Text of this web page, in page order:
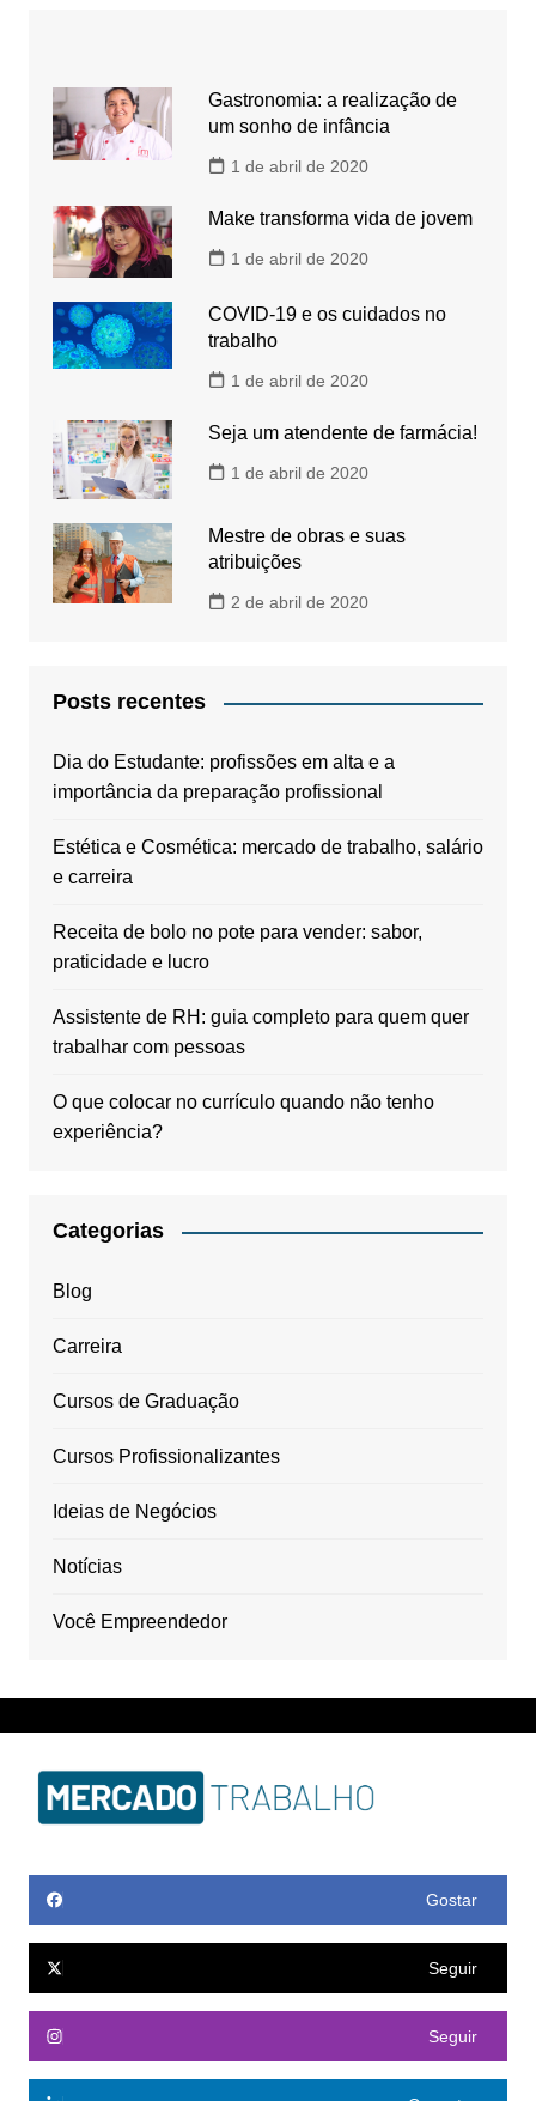
Gastronomia: a realização de
um sonho de infância
1 de abril de 2020
Make transforma vida de jovem
1 de abril de 2020
COVID-19 e os cuidados no
trabalho
1 de abril de 2020
Seja um atendente de farmácia!
1 de abril de 2020
Mestre de obras e suas
atribuições
2 de abril de 2020
Posts recentes
Dia do Estudante: profissões em alta e a
importância da preparação profissional
Estética e Cosmética: mercado de trabalho, salário
e carreira
Receita de bolo no pote para vender: sabor,
praticidade e lucro
Assistente de RH: guia completo para quem quer
trabalhar com pessoas
O que colocar no currículo quando não tenho
experiência?
Categorias
Blog
Carreira
Cursos de Graduação
Cursos Profissionalizantes
Ideias de Negócios
Notícias
Você Empreendedor
Gostar
Seguir
Seguir